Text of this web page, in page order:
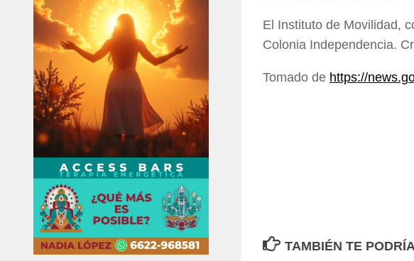
El Instituto de Movilidad,
Colonia Independencia.
Tomado de https://
TAMBIÉN TE